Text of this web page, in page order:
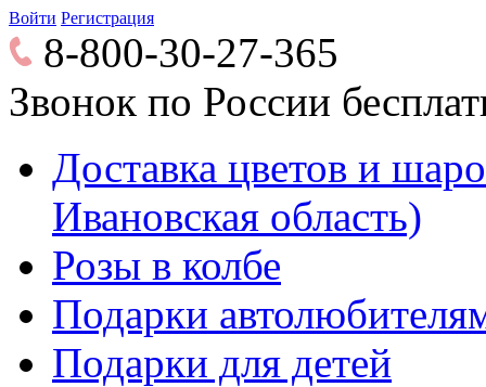
Войти Регистрация
8-800-30-27-365
Звонок по России
Доставка цветов и
Ивановская область)
Розы в колбе
Подарки
Подарки для детей